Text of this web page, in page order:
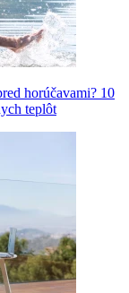
horúčavami? 10
teplôt